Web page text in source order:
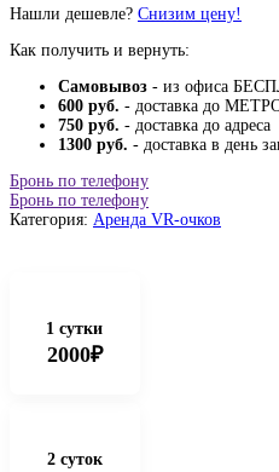
Нашли дешевле? Снизим цену!
Как получить и вернуть:
Самовывоз - из офиса
600 руб. - доставка до
750 руб. - доставка до адреса
1300 руб. - доставка в день
Бронь по телефону
Бронь по телефону
Категория: Аренда VR-очков
1 сутки
2000₽
2 суток